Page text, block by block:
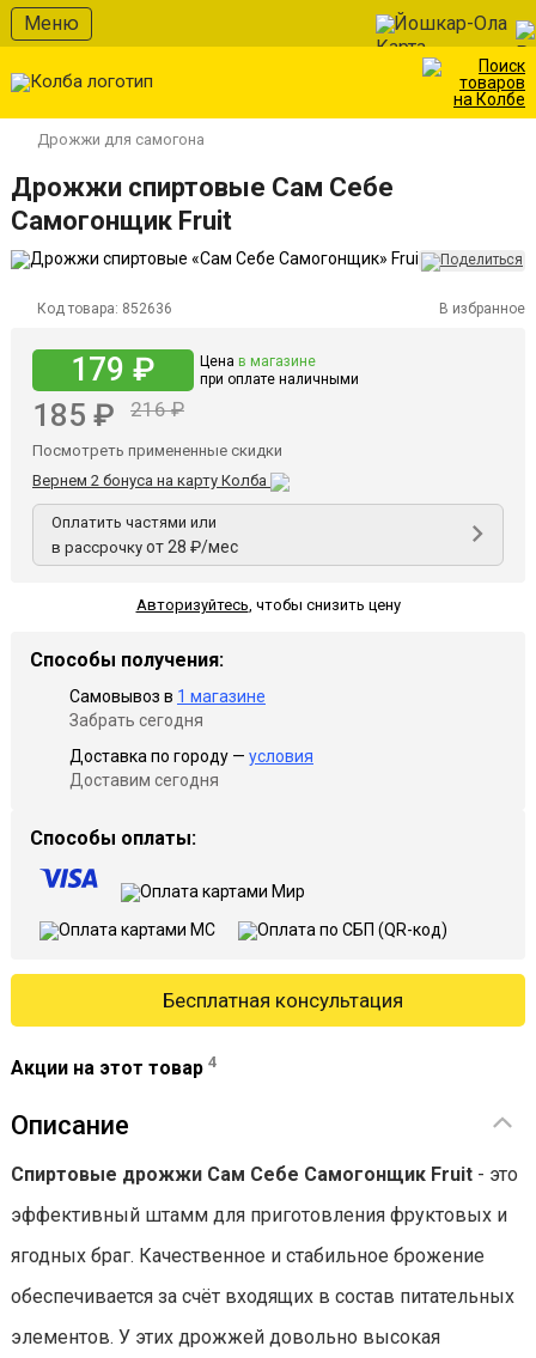
Меню Йошкар-Ола
Дрожжи для самогона
Дрожжи спиртовые Сам Себе
Самогонщик Fruit
Код товара: 852636 В избранное
179 ₽ Цена в магазине
при оплате наличными
185 ₽ 216 ₽
Посмотреть примененные скидки
Вернем 2 бонуса на карту Колба
Оплатить частями или
в рассрочку от 28 ₽/мес
Авторизуйтесь, чтобы снизить цену
Способы получения:
Самовывоз в 1 магазине
Забрать сегодня
Доставка по городу — условия
Доставим сегодня
Способы оплаты:
Бесплатная консультация
Акции на этот товар 4
Описание
Спиртовые дрожжи Сам Себе Самогонщик Fruit - это
эффективный штамм для приготовления фруктовых и
ягодных браг. Качественное и стабильное брожение
обеспечивается за счёт входящих в состав питательных
элементов. У этих дрожжей довольно высокая